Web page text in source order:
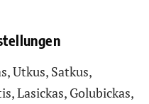
Utkus, Satkus,
Lasickas, Golubickas,